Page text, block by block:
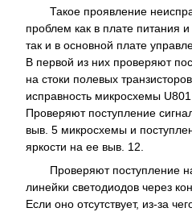
Такое проявление
проблем как в плате питания
так и в основной плате
В первой из них проверяют
на стоки полевых
исправность микросхемы
Проверяют поступление
выв. 5 микросхемы и
яркости на ее выв. 12.
Проверяют поступление
линейки светодиодов через
Если оно отсутствует, из-за